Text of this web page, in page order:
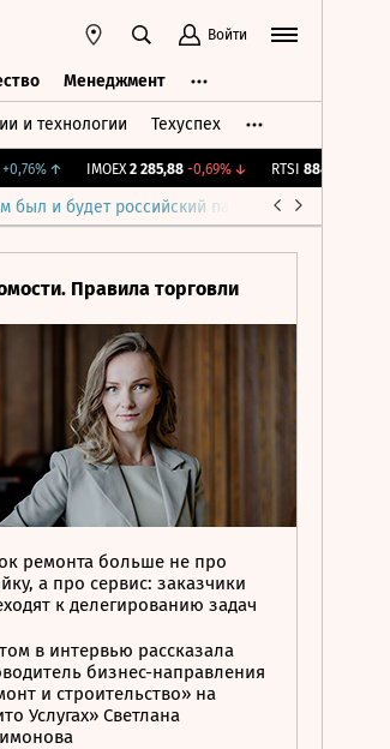
Войти
Менеджмент
и технологии Техуспех
↑ IMOEX 2 285,88 -0,69%↓ RTSI 884,56
был и будет российский парламент
Правила торговли
ремонта больше не про
а про сервис: заказчики
к делегированию задач
в интервью рассказала
бизнес-направления
и строительство» на
Услугах» Светлана